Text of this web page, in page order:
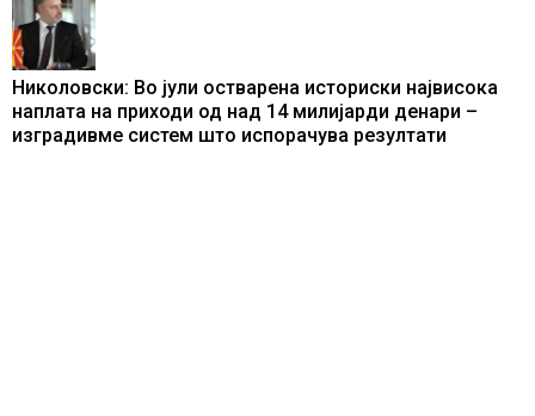
Николовски: Во јули остварена историски највисока
наплата на приходи од над 14 милијарди денари –
изградивме систем што испорачува резултати